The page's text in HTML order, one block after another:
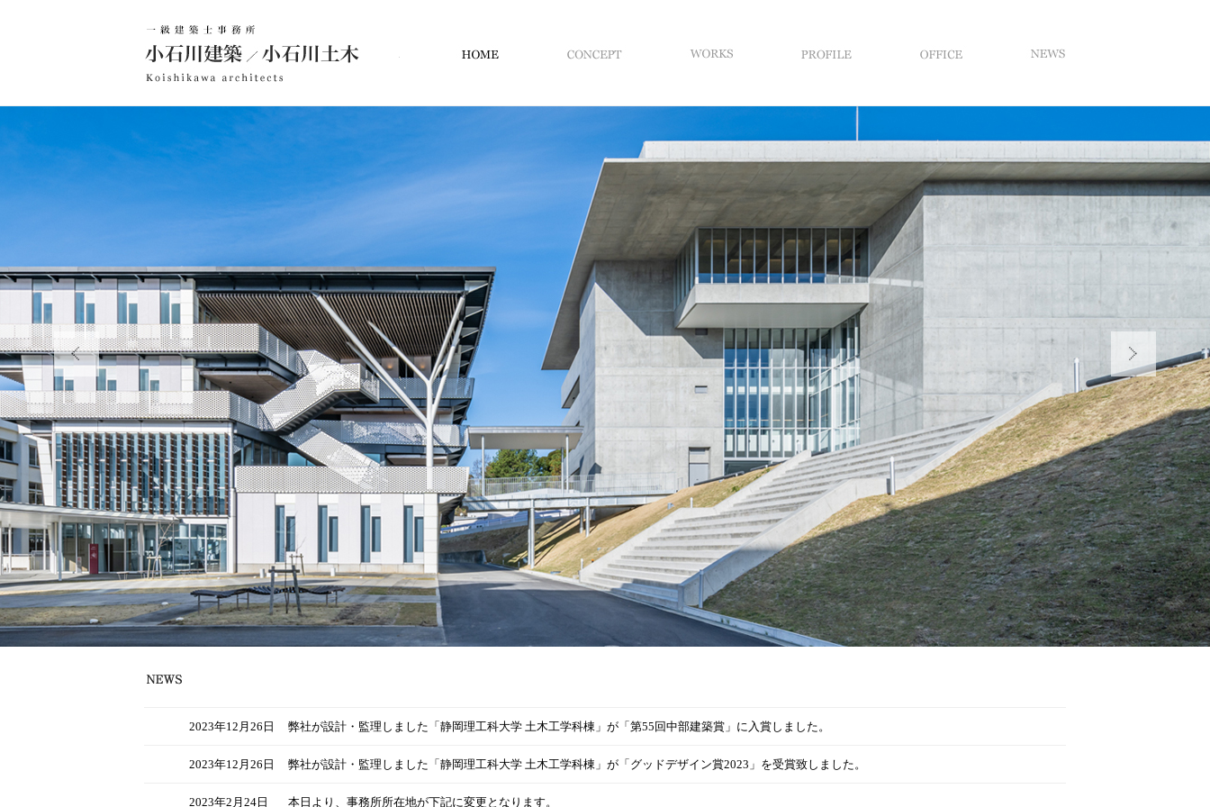
築設計事務所 小石川建築／小石川土木
CONCEPT WORKS PROFILE OFFICE
2023年12月26日 弊社が設計・監理しました「静岡理工科大学 土木工学科棟」が「第55回中部建築賞」に入賞しました。
2023年12月26日 弊社が設計・監理しました「静岡理工科大学 土木工学科棟」が「グッドデザイン賞2023」を受賞致しました。
2023年2月24日 本日より、事務所所在地が下記に変更となります。